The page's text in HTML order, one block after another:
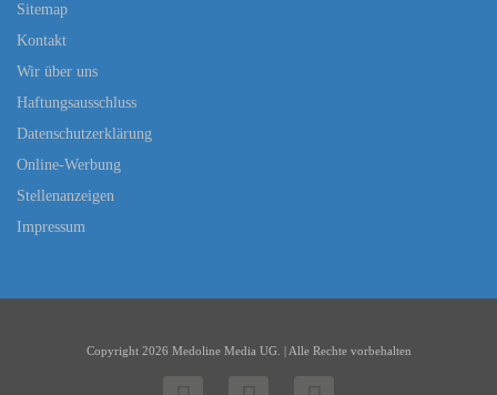
Sitemap
Kontakt
Wir über uns
Haftungsausschluss
Datenschutzerklärung
Online-Werbung
Stellenanzeigen
Impressum
Copyright 2026 Medoline Media UG. | Alle Rechte vorbehalten